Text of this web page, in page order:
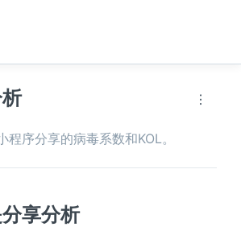
程序分享的病毒系数和KOL。
享分析